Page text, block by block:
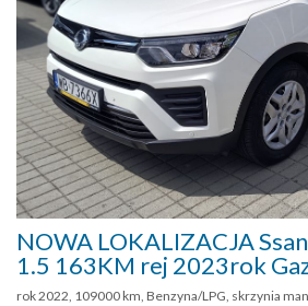
NOWA LOKALIZACJA
1.5 163KM rej 2023rok
rok 2022, 109000 km, Benzyna/LPG, skrzynia